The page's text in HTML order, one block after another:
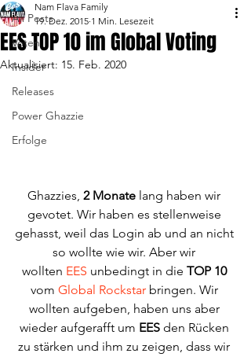
All Posts
Voten
Insider
Releases
Power Ghazzie
Erfolge
EES TOP 10 im Global Voting
Nam Flava Family
19. Dez. 2015 1 Min. Lesezeit
Aktualisiert: 15. Feb. 2020
Ghazzies, 2 Monate lang haben wir
gevotet. Wir haben es stellenweise
gehasst, weil das Login ab und an nicht
so wollte wie wir. Aber wir
wollten EES unbedingt in die TOP 10
vom Global Rockstar bringen. Wir
wollten aufgeben, haben uns aber
wieder aufgerafft um EES den Rücken
zu stärken und ihm zu zeigen, dass wir